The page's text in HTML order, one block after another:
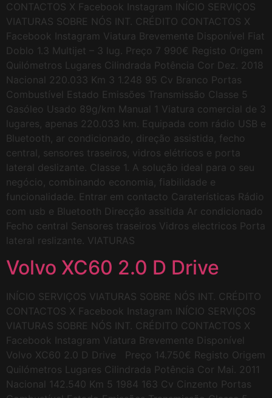
CONTACTOS X Facebook Instagram INÍCIO SERVIÇOS
VIATURAS SOBRE NÓS INT. CRÉDITO CONTACTOS X
Facebook Instagram Viatura Brevemente Disponível Fiat
Doblo 1.3 Multijet – 3 lug. Preço 7 990€ Registo Origem
Quilómetros Lugares Cilindrada Potência Cor Dez. 2018
Nacional 220.033 Km 3 1.248 95 Cv Branco Portas
Combustível Estado Emissões Transmissão Classe 5
Gasóleo Usado 89g/km Manual 1 Viatura comercial de 3
lugares, apenas 220.033 km. Equipada com rádio USB e
Bluetooth, ar condicionado, direção assistida, fecho
central, sensores traseiros, vidros elétricos e porta
lateral deslizante. Classe 1. A solução ideal para o seu
negócio, combinando economia, fiabilidade e
funcionalidade. Entrar em contacto Caraterísticas Rádio
com usb e Bluetooth Direcção assitida Ar condicionado
Fecho central Sensores traseiros Vidros electricos Porta
lateral reslizante. VIATURAS
Volvo XC60 2.0 D Drive
INÍCIO SERVIÇOS VIATURAS SOBRE NÓS INT. CRÉDITO
CONTACTOS X Facebook Instagram INÍCIO SERVIÇOS
VIATURAS SOBRE NÓS INT. CRÉDITO CONTACTOS X
Facebook Instagram Viatura Brevemente Disponível
Volvo XC60 2.0 D Drive Preço 14.750€ Registo Origem
Quilómetros Lugares Cilindrada Potência Cor Mai. 2011
Nacional 142.540 Km 5 1984 163 Cv Cinzento Portas